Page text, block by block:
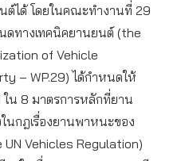
ต์ได้ โดยในคณะทำงานที่ 29
ดทางเทคนิคยานยนต์ (the
of Vehicle
– WP.29) ได้กำหนดให้
ใน 8 มาตรการหลักที่ยาน
กฎเรื่องยานพาหนะของ
Vehicles Regulation)